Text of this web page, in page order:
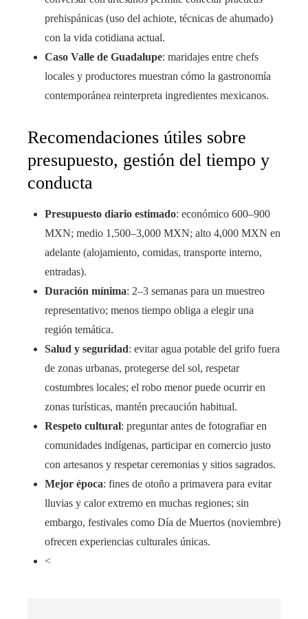
prehispánicas (uso del achiote, técnicas de ahumado)
con la vida cotidiana actual.
Caso Valle de Guadalupe: maridajes entre chefs
locales y productores muestran cómo la gastronomía
contemporánea reinterpreta ingredientes mexicanos.
Recomendaciones útiles sobre
presupuesto, gestión del tiempo y
conducta
Presupuesto diario estimado: económico 600–900
MXN; medio 1,500–3,000 MXN; alto 4,000 MXN en
adelante (alojamiento, comidas, transporte interno,
entradas).
Duración mínima: 2–3 semanas para un muestreo
representativo; menos tiempo obliga a elegir una
región temática.
Salud y seguridad: evitar agua potable del grifo fuera
de zonas urbanas, protegerse del sol, respetar
costumbres locales; el robo menor puede ocurrir en
zonas turísticas, mantén precaución habitual.
Respeto cultural: preguntar antes de fotografiar en
comunidades indígenas, participar en comercio justo
con artesanos y respetar ceremonias y sitios sagrados.
Mejor época: fines de otoño a primavera para evitar
lluvias y calor extremo en muchas regiones; sin
embargo, festivales como Día de Muertos (noviembre)
ofrecen experiencias culturales únicas.
<